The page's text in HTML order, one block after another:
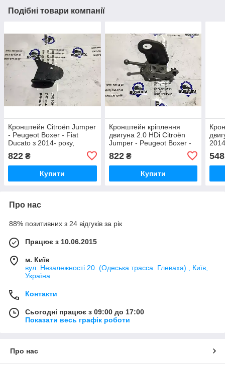
Подібні товари компанії
Кронштейн Citroën Jumper
- Peugeot Boxer - Fiat
Ducato з 2014- року,
822 ₴
Купити
Кронштейн кріплення
двигуна 2.0 HDi Citroën
Jumper - Peugeot Boxer -
Fiat Ducato з 2014 - року,
9804194980
822₴
Купити
548
Про нас
88% позитивних з 24 відгуків за рік
Працює з 10.06.2015
м. Київ
вул. Незалежності 20. (Одеська трасса. Глеваха) , Київ,
Україна
Контакти
Сьогодні працює з 09:00 до 17:00
Показати весь графік роботи
Про нас